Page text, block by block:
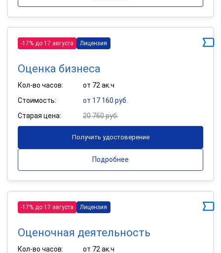
-17% до 17 августа Лицензия
Оценка бизнеса
Кол-во часов:
от 72 ак.ч
Стоимость:
от 17 160 руб.
Старая цена:
20 760 руб.
Получить удостоверение
Подробнее
-17% до 17 августа Лицензия
Оценочная деятельность
Кол-во часов: от 72 ак.ч